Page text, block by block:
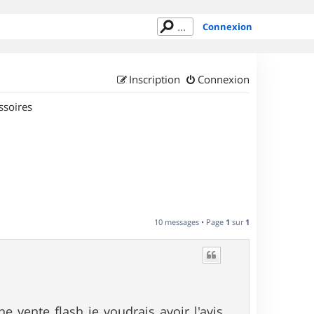
Connexion
Connexion
Inscription
10 messages • Page 1 sur 1